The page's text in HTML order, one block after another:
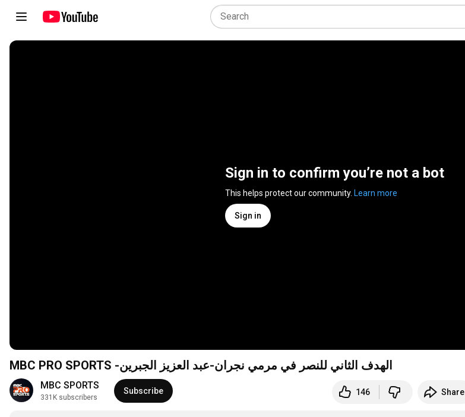
Sign in to confirm you’re not a bot
This helps protect our community. Learn more
Sign in
MBC PRO SPORTS -الهدف الثاني للنصر في مرمي نجران-عبد العزيز الجبرين
MBC SPORTS
331K subscribers
Subscribe 146 Share